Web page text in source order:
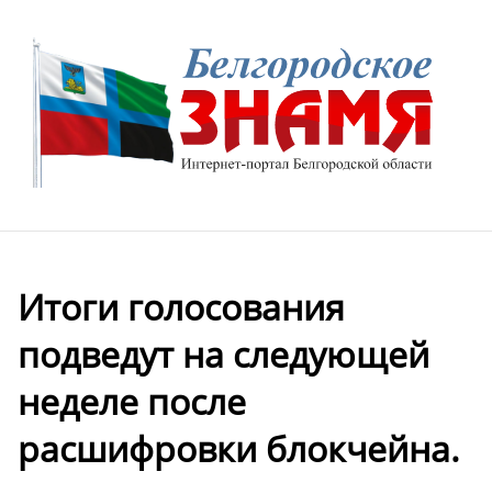
Итоги голосования
подведут на следующей
неделе после
расшифровки блокчейна.